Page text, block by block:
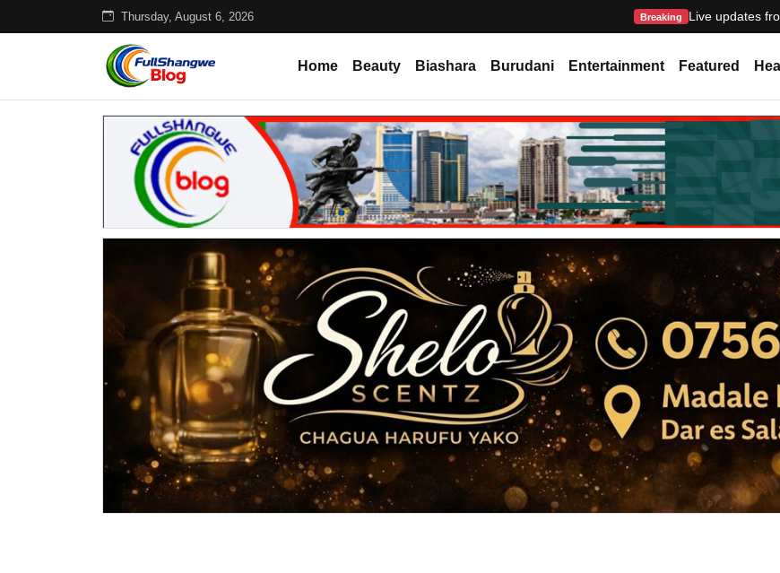
Thursday, August 6, 2026 Breaking Live updates
Home Beauty Biashara Burudani Entertainment Featured